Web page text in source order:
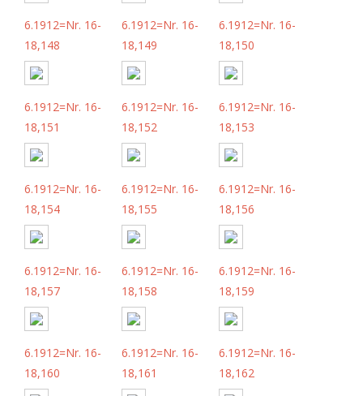
6.1912=Nr. 16-
18,148
6.1912=Nr. 16-
18,149
6.1912=Nr. 16-
18,150
6.1912=Nr. 16-
18,151
6.1912=Nr. 16-
18,152
6.1912=Nr. 16-
18,153
6.1912=Nr. 16-
18,154
6.1912=Nr. 16-
18,155
6.1912=Nr. 16-
18,156
6.1912=Nr. 16-
18,157
6.1912=Nr. 16-
18,158
6.1912=Nr. 16-
18,159
6.1912=Nr. 16-
18,160
6.1912=Nr. 16-
18,161
6.1912=Nr. 16-
18,162